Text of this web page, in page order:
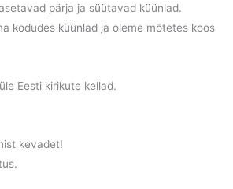
pärja ja süütavad küünlad.
kodudes küünlad ja oleme mõtetes koos
Eesti kirikute kellad.
kevadet!